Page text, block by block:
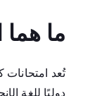
ما هما